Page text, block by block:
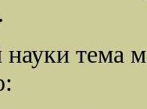
науки тема